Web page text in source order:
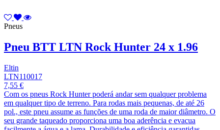
Pneus
Pneu BTT LTN Rock Hunter 24 x 1.96
Eltin
LTN110017
7,55 €
Com os pneus Rock Hunter poderá andar sem qualquer problema
em qualquer tipo de terreno. Para rodas mais pequenas, de até 26
pol., este pneu assume as funções de uma roda de maior diâmetro. O
seu grande taqueado proporciona uma boa aderência e evacua